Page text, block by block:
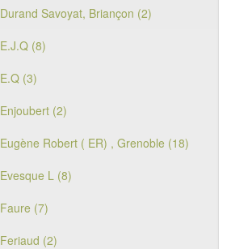
Durand Savoyat, Briançon (2)
E.J.Q (8)
E.Q (3)
Enjoubert (2)
Eugène Robert ( ER) , Grenoble (18)
Evesque L (8)
Faure (7)
Feriaud (2)